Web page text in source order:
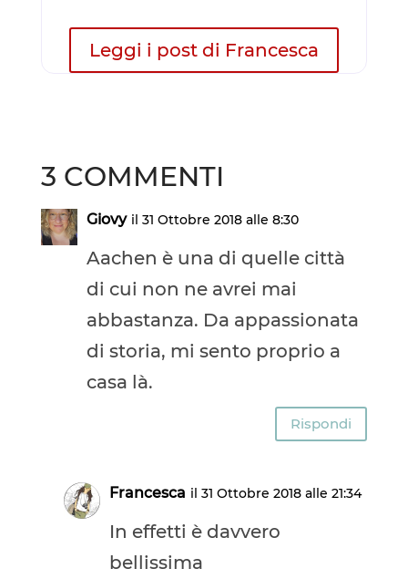
Leggi i post di Francesca
3 COMMENTI
Giovy il 31 Ottobre 2018 alle 8:30
Aachen è una di quelle città
di cui non ne avrei mai
abbastanza. Da appassionata
di storia, mi sento proprio a
casa là.
Rispondi
Francesca il 31 Ottobre 2018 alle 21:34
In effetti è davvero
bellissima